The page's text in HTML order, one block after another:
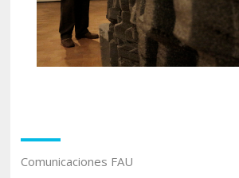
Comunicaciones FAU